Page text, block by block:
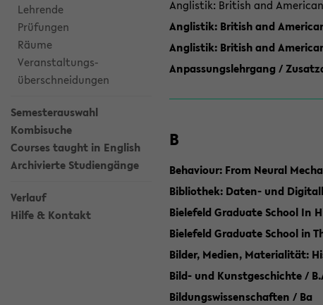
Lehrende
Prüfungen
Räume
Veranstaltungs-
überschneidungen
Semesterauswahl
Kombisuche
Courses taught in English
Archivierte Studiengänge
Verlauf
Hilfe & Kontakt
Anglistik: British and
Anglistik: British and
Anglistik: British and
Anpassungslehrgang /
B
Behaviour: From Neural
Bibliothek: Daten- und
Bielefeld Graduate School In
Bielefeld Graduate School in
Bilder, Medien, Materialität:
Bild- und Kunstgeschichte /
Bildungswissenschaften / Ba